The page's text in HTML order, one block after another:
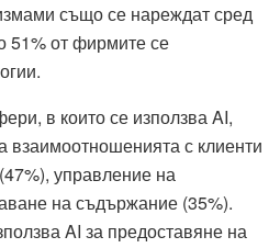
също се нареждат сред
51% от фирмите се
в които се използва AI,
взаимоотношенията с клиенти
управление на
на съдържание (35%).
AI за предоставяне на